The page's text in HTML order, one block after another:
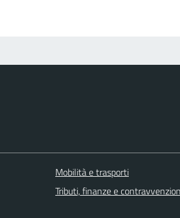
Mobilità e trasporti
Tributi, finanze e